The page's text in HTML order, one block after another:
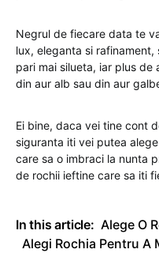
Negrul de fiecare data te
lux, eleganta si rafinament,
pari mai silueta, iar plus
din aur alb sau din aur
Ei bine, daca vei tine cont
siguranta iti vei putea
care sa o imbraci la nunta
de rochii ieftine care sa iti
In this article: Alege O
Alegi Rochia Pentru A